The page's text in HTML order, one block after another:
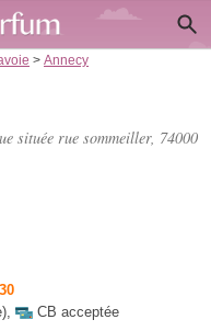
> Annecy
située rue sommeiller, 74000
, CB acceptée